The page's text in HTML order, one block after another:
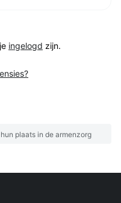
ingelogd zijn.
plaats in de armenzorg